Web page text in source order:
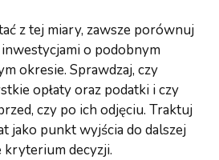
z tej miary, zawsze porównuj
o podobnym
okresie. Sprawdzaj, czy
opłaty oraz podatki i czy
czy po ich odjęciu. Traktuj
jako punkt wyjścia do dalszej
kryterium decyzji.